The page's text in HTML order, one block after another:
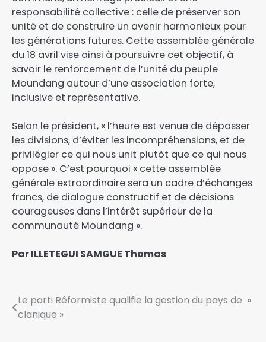
responsabilité collective : celle de préserver son
unité et de construire un avenir harmonieux pour
les générations futures. Cette assemblée générale
du 18 avril vise ainsi à poursuivre cet objectif, à
savoir le renforcement de l’unité du peuple
Moundang autour d’une association forte,
inclusive et représentative.
Selon le président, « l’heure est venue de dépasser
les divisions, d’éviter les incompréhensions, et de
privilégier ce qui nous unit plutôt que ce qui nous
oppose ». C’est pourquoi « cette assemblée
générale extraordinaire sera un cadre d’échanges
francs, de dialogue constructif et de décisions
courageuses dans l’intérêt supérieur de la
communauté Moundang ».
Par ILLETEGUI SAMGUE Thomas
Le parti Réformiste qualifie la gestion du pays de »
clanique »